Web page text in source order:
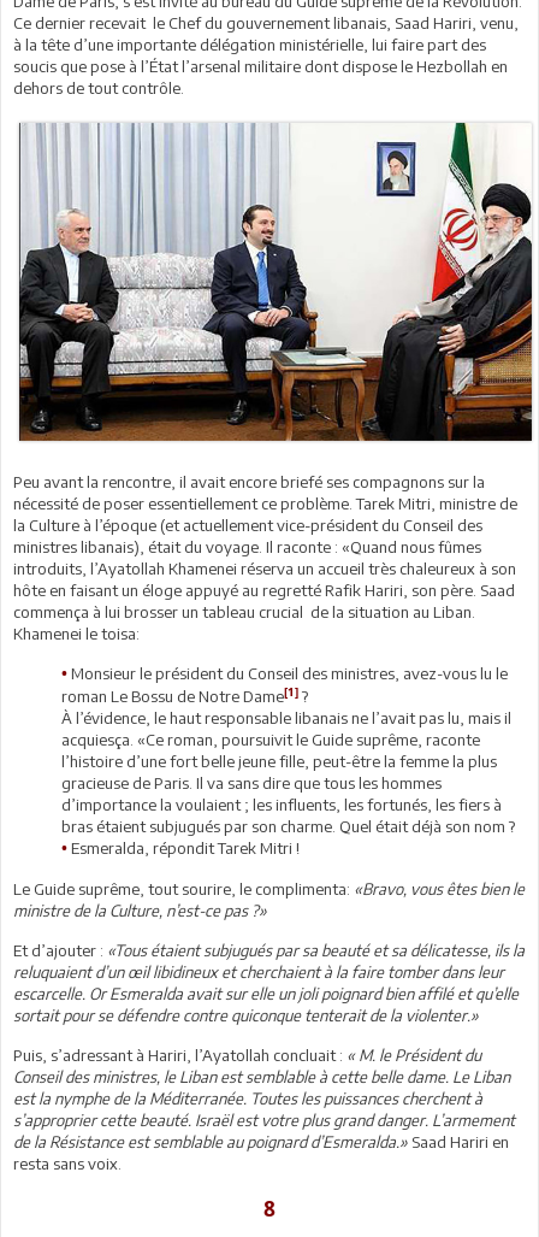
Ce dernier recevait le Chef du gouvernement libanais, Saad Hariri, venu,
à la tête d’une importante délégation ministérielle, lui faire part des
soucis que pose à l’État l’arsenal militaire dont dispose le Hezbollah en
dehors de tout contrôle.
Peu avant la rencontre, il avait encore briefé ses compagnons sur la
nécessité de poser essentiellement ce problème. Tarek Mitri, ministre de
la Culture à l’époque (et actuellement vice-président du Conseil des
ministres libanais), était du voyage. Il raconte : «Quand nous fûmes
introduits, l’Ayatollah Khamenei réserva un accueil très chaleureux à son
hôte en faisant un éloge appuyé au regretté Rafik Hariri, son père. Saad
commença à lui brosser un tableau crucial de la situation au Liban.
Khamenei le toisa:
• Monsieur le président du Conseil des ministres, avez-vous lu le
roman Le Bossu de Notre Dame[1] ?
À l’évidence, le haut responsable libanais ne l’avait pas lu, mais il
acquiesça. «Ce roman, poursuivit le Guide suprême, raconte
l’histoire d’une fort belle jeune fille, peut-être la femme la plus
gracieuse de Paris. Il va sans dire que tous les hommes
d’importance la voulaient ; les influents, les fortunés, les fiers à
bras étaient subjugués par son charme. Quel était déjà son nom ?
• Esmeralda, répondit Tarek Mitri !
Le Guide suprême, tout sourire, le complimenta: «Bravo, vous êtes bien le
ministre de la Culture, n’est-ce pas ?»
Et d’ajouter : «Tous étaient subjugués par sa beauté et sa délicatesse, ils la
reluquaient d’un œil libidineux et cherchaient à la faire tomber dans leur
escarcelle. Or Esmeralda avait sur elle un joli poignard bien affilé et qu’elle
sortait pour se défendre contre quiconque tenterait de la violenter.»
Puis, s’adressant à Hariri, l’Ayatollah concluait : « M. le Président du
Conseil des ministres, le Liban est semblable à cette belle dame. Le Liban
est la nymphe de la Méditerranée. Toutes les puissances cherchent à
s’approprier cette beauté. Israël est votre plus grand danger. L’armement
de la Résistance est semblable au poignard d’Esmeralda.» Saad Hariri en
resta sans voix.
8